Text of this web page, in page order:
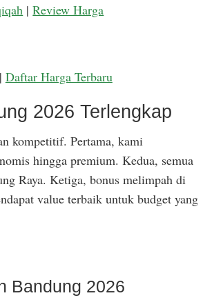
|Review Harga
Daftar Harga Terbaru
2026 Terlengkap
kompetitif. Pertama, kami
hingga premium. Kedua, semua
Raya. Ketiga, bonus melimpah di
value terbaik untuk budget yang
Bandung 2026